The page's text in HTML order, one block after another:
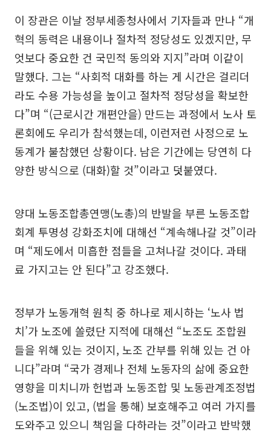
이 장관은 이날 정부세종청사에서 기자들과 만나 “개
혁의 동력은 내용이나 절차적 정당성도 있겠지만, 무
엇보다 중요한 건 국민적 동의와 지지”라며 이같이
말했다. 그는 “사회적 대화를 하는 게 시간은 걸리더
라도 수용 가능성을 높이고 절차적 정당성을 확보한
다”며 “(근로시간 개편안을) 만드는 과정에서 노사 토
론회에도 우리가 참석했는데, 이런저런 사정으로 노
동계가 불참했던 상황이다. 남은 기간에는 당연히 다
양한 방식으로 (대화)할 것”이라고 덧붙였다.
양대 노동조합총연맹(노총)의 반발을 부른 노동조합
회계 투명성 강화조치에 대해선 “계속해나갈 것”이라
며 “제도에서 미흡한 점들을 고쳐나갈 것이다. 과태
료 가지고는 안 된다”고 강조했다.
정부가 노동개혁 원칙 중 하나로 제시하는 ‘노사 법
치’가 노조에 쏠렸단 지적에 대해선 “노조도 조합원
들을 위해 있는 것이지, 노조 간부를 위해 있는 건 아
니다”라며 “국가 경제나 전체 노동자의 삶에 중요한
영향을 미치니까 헌법과 노동조합 및 노동관계조정법
(노조법)이 있고, (법을 통해) 보호해주고 여러 가지를
도와주고 있으니 책임을 다하라는 것”이라고 반박했